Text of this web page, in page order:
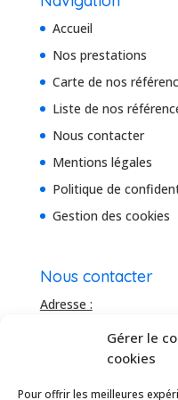
Gérer le
cookies
Pour offrir les meilleures
Accueil
Nos prestations
Carte de nos
Liste de nos
Nous contacter
Mentions légales
Politique de
Gestion des cookies
Nous contacter
Adresse :
20 rue de la Roussataïo
34 740 Vendargues,
Téléhone :